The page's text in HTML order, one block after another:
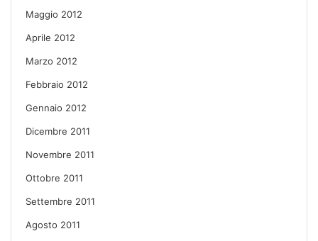
Maggio 2012
Aprile 2012
Marzo 2012
Febbraio 2012
Gennaio 2012
Dicembre 2011
Novembre 2011
Ottobre 2011
Settembre 2011
Agosto 2011